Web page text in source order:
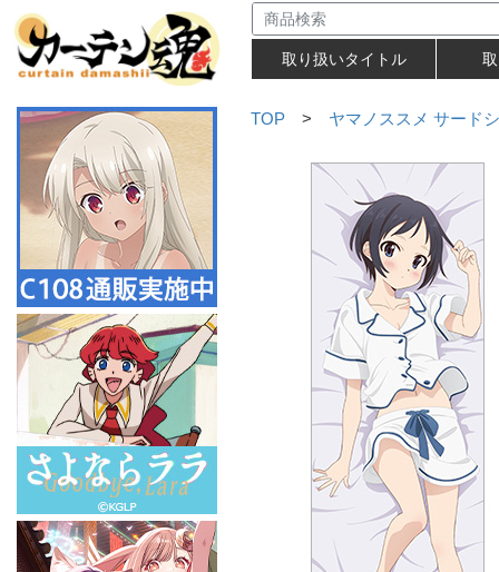
取り扱いタイトル
TOP > ヤマノススメ サード